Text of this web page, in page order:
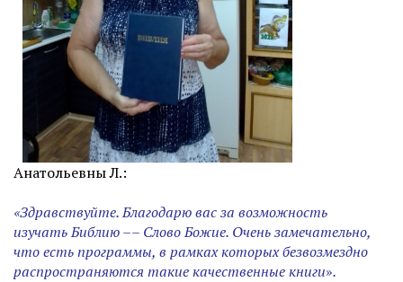
Анатольевны Л.:
«Здравствуйте. Благодарю вас за возможность
изучать Библию –– Слово Божие. Очень замечательно,
что есть программы, в рамках которых безвозмездно
распространяются такие качественные книги».